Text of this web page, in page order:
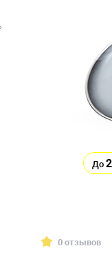
До
0 отзывов